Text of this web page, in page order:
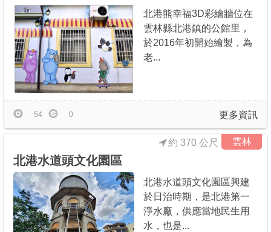
北港熊幸福3D彩繪牆位在
雲林縣北港鎮的公館里，
於2016年初開始繪製，為
老...
更多資訊
54 0
雲林
約 370 公尺
北港水道頭文化園區
北港水道頭文化園區興建
於日治時期，是北港第一
淨水廠，供應當地民生用
水，也是...